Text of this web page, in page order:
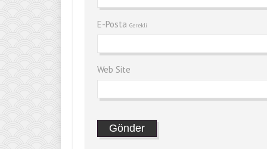
E-Posta Gerekli
Web Site